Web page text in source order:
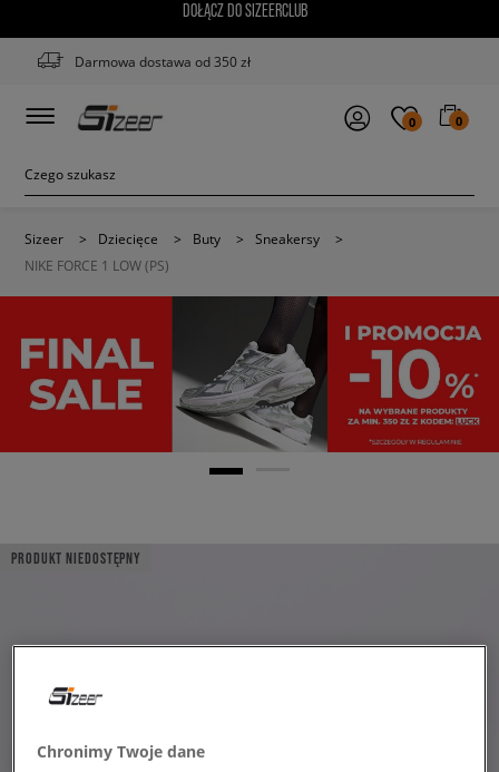
DOŁĄCZ DO SIZEERCLUB
Darmowa dostawa od 350 zł
0 0
Sizeer > Dziecięce > Buty > Sneakersy
>
NIKE FORCE 1 LOW (PS)
PRODUKT NIEDOSTĘPNY
Chronimy Twoje dane